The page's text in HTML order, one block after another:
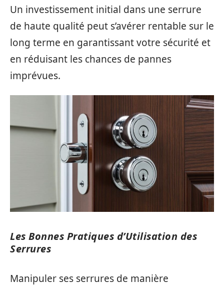
Un investissement initial dans une serrure
de haute qualité peut s’avérer rentable sur le
long terme en garantissant votre sécurité et
en réduisant les chances de pannes
imprévues.
Les Bonnes Pratiques d’Utilisation des
Serrures
Manipuler ses serrures de manière